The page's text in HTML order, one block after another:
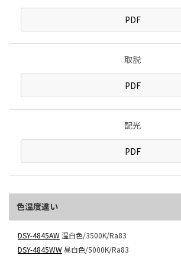
PDF
取説
PDF
配光
PDF
色温度違い
DSY-4845AW温白色/3500K/Ra83
DSY-4845WW昼白色/5000K/Ra83